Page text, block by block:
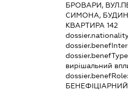
БРОВАРИ,
СИМОНА,
КВАРТИРА 142
вирішальний
dossier.benefRole: